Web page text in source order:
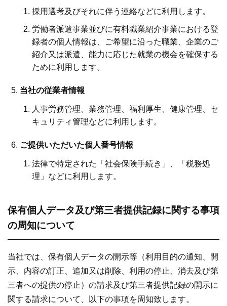
採用選考及びそれに伴う連絡などに利用します。
労働者派遣事業並びに有料職業紹介事業における登
録者の個人情報は、ご希望に沿った職業、企業のご
紹介又は派遣、能力に応じた就業の機会を確保する
ために利用します。
当社の従業者情報
人事労務管理、業務管理、福利厚生、健康管理、セ
キュリティ管理などに利用します。
ご提供いただいた個人番号情報
法律で特定された「社会保険手続き」、「税務処
理」などに利用します。
保有個人データ及び第三者提供記録に関する事項
の周知について
当社では、保有個人データの開示等（利用目的の通知、開
示、内容の訂正、追加又は削除、利用の停止、消去及び第
三者への提供の停止）の請求及び第三者提供記録の開示に
関する請求について、以下の事項を周知致します。